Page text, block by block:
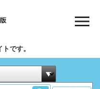
です。